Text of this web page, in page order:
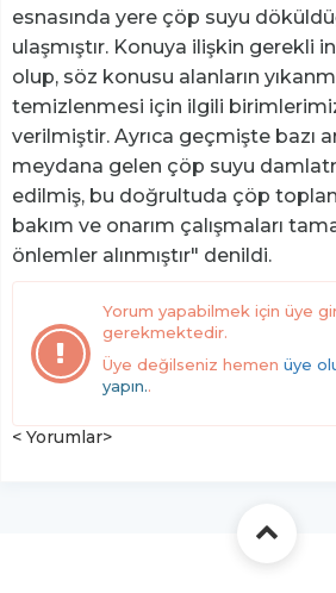
esnasında yere çöp suyu
ulaşmıştır. Konuya ilişkin gerekli
olup, söz konusu alanların
temizlenmesi için ilgili
verilmiştir. Ayrıca geçmişte bazı
meydana gelen çöp suyu
edilmiş, bu doğrultuda çöp
bakım ve onarım çalışmaları
önlemler alınmıştır" denildi.
Yorum yapabilmek için üye
gerekmektedir.
Üye değilseniz hemen üye
yapın..
< Yorumlar>